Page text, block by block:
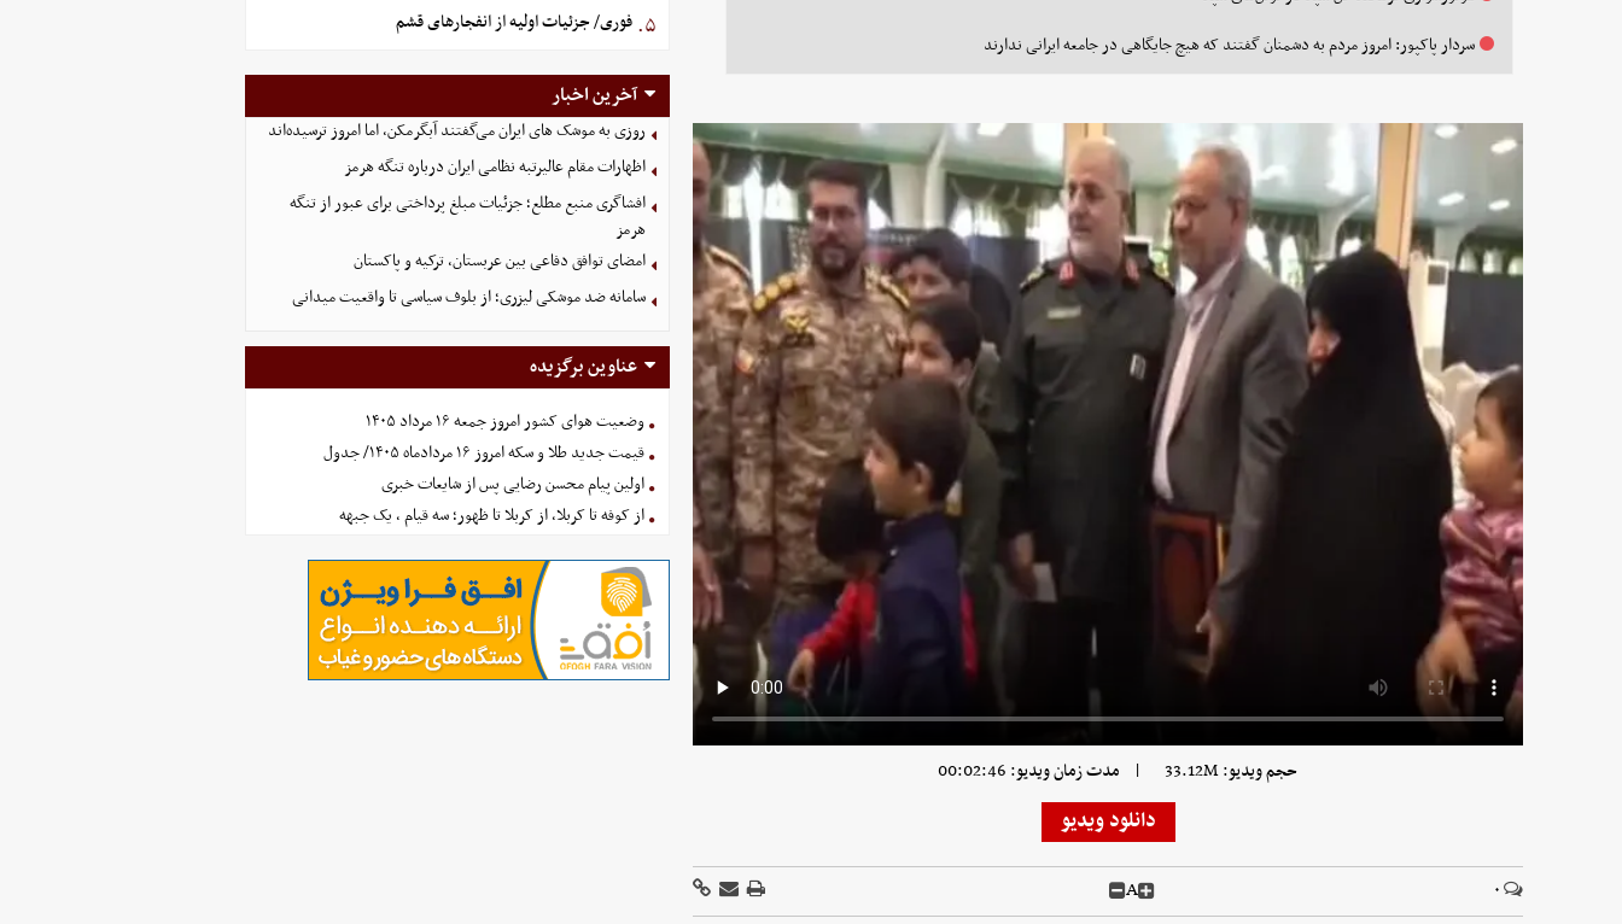
سردار پاکپور: امروز مردم به دشمنان گفتند که هیچ جایگاهی در جامعه ایرانی ندارند
حجم ویدیو: 33.12M | مدت زمان ویدیو: 00:02:46
دانلود ویدیو
۰ A
۵. فوری/ جزئیات اولیه از انفجارهای قشم
آخرین اخبار
روزی به موشک‌ های ایران می‌گفتند آبگرمکن، اما امروز ترسیده‌اند
اظهارات مقام عالیرتبه نظامی ایران درباره تنگه هرمز
افشاگری منبع مطلع؛ جزئیات مبلغ پرداختی برای عبور از تنگه
هرمز
امضای توافق دفاعی بین عربستان، ترکیه و پاکستان
سامانه ضد موشکی لیزری؛ از بلوف سیاسی تا واقعیت میدانی
عناوین برگزیده
وضعیت هوای کشور امروز جمعه ۱۶ مرداد ۱۴۰۵
قیمت جدید طلا و سکه امروز ۱۶ مردادماه ۱۴۰۵/ جدول
اولین پیام محسن رضایی پس از شایعات خبری
از کوفه تا کربلا، از کربلا تا ظهور؛ سه قیام ، یک جبهه